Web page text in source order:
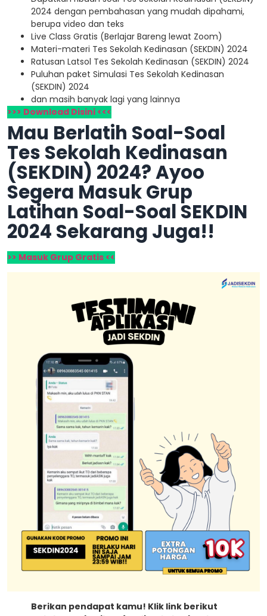
2024 dengan pembahasan yang mudah dipahami,
berupa video dan teks
Live Class Gratis (Berlajar Bareng lewat Zoom)
Materi-materi Tes Sekolah Kedinasan (SEKDIN) 2024
Ratusan Latsol Tes Sekolah Kedinasan (SEKDIN) 2024
Puluhan paket Simulasi Tes Sekolah Kedinasan
(SEKDIN) 2024
dan masih banyak lagi yang lainnya
>>> Download Disini <<<
Mau Berlatih Soal-Soal
Tes Sekolah Kedinasan
(SEKDIN) 2024? Ayoo
Segera Masuk Grup
Latihan Soal-Soal SEKDIN
2024 Sekarang Juga!!
>> Masuk Grup Gratis <<
Berikan pendapat kamu! Klik link berikut